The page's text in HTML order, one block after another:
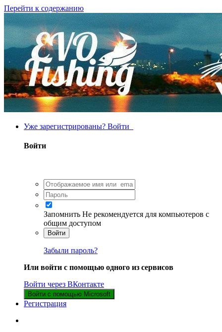
Перейти к содержанию
Уже зарегистрированы? Войти
Войти
Запомнить Не рекомендуется для компьютеров с
общим доступом
Войти
Забыли пароль?
Или войти с помощью одного из сервисов
Войти через ВКонтакте
Войти с помощью Microsoft
Регистрация